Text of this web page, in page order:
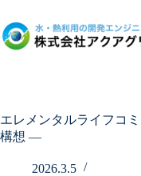
ン
テ
キ
ッ
エレメンタルライフコ
構想 ―
2026.3.5